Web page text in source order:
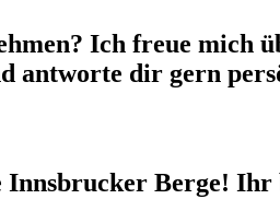
Ich freue mich
antworte dir gern
Berge!